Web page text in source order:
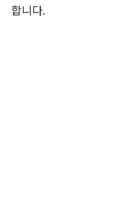
합니다.